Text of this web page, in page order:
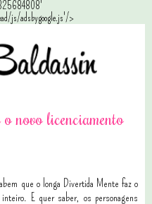
js/adsbygoogle.js'/>
novo licenciamento
que o longa Divertida Mente faz o
E quer saber, os personagens